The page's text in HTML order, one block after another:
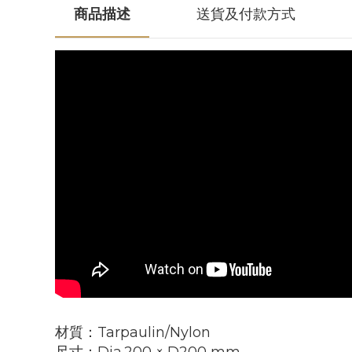
商品描述 送貨及付款方式
材質：Tarpaulin/Nylon